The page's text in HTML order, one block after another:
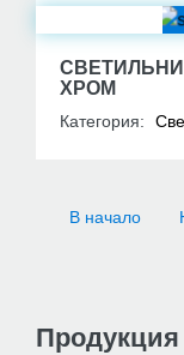
ХРОМ
Категория:
В начало
Продукция